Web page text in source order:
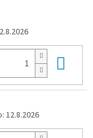
12.8.2026